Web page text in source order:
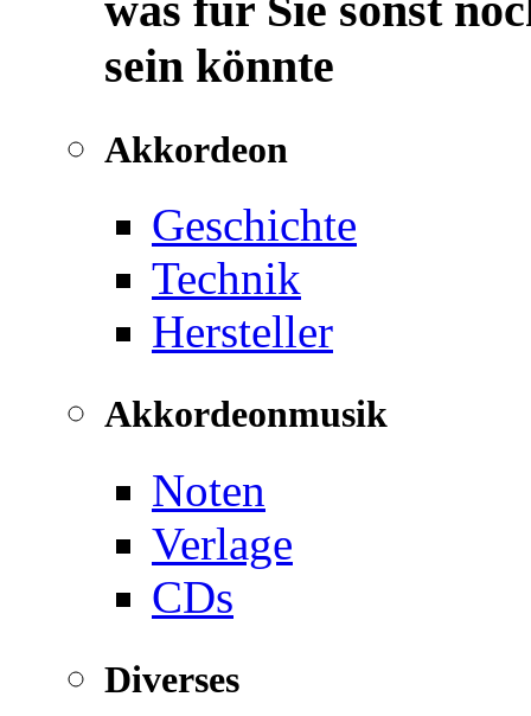
sein könnte
Akkordeon
Geschichte
Technik
Hersteller
Akkordeonmusik
Noten
Verlage
CDs
Diverses